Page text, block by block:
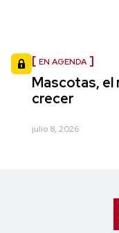
EN AGENDA
Mascotas, el
crecer
julio 8, 2026